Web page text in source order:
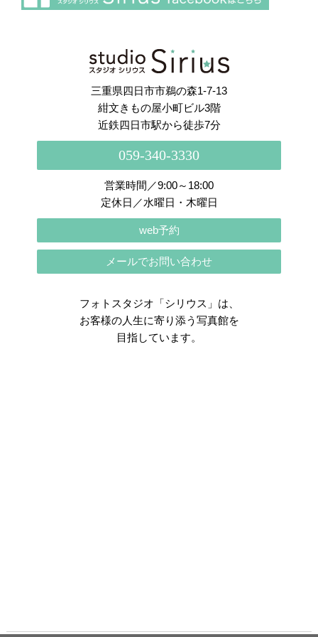
Instagram でフォロー
三重県四日市市鵜の森1-7-13
紺文きもの屋小町ビル3階
近鉄四日市駅から徒歩7分
059-340-3330
営業時間／9:00～18:00
定休日／水曜日・木曜日
web予約
メールでお問い合わせ
フォトスタジオ「シリウス」は、
お客様の人生に寄り添う写真館を
目指しています。